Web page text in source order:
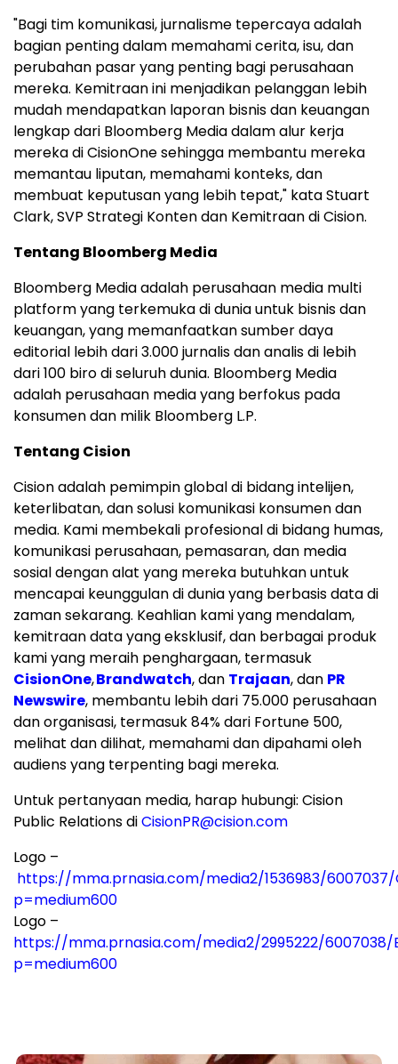
"Bagi tim komunikasi, jurnalisme tepercaya adalah
bagian penting dalam memahami cerita, isu, dan
perubahan pasar yang penting bagi perusahaan
mereka. Kemitraan ini menjadikan pelanggan lebih
mudah mendapatkan laporan bisnis dan keuangan
lengkap dari Bloomberg Media dalam alur kerja
mereka di CisionOne sehingga membantu mereka
memantau liputan, memahami konteks, dan
membuat keputusan yang lebih tepat," kata Stuart
Clark, SVP Strategi Konten dan Kemitraan di Cision.
Tentang Bloomberg Media
Bloomberg Media adalah perusahaan media multi
platform yang terkemuka di dunia untuk bisnis dan
keuangan, yang memanfaatkan sumber daya
editorial lebih dari 3.000 jurnalis dan analis di lebih
dari 100 biro di seluruh dunia. Bloomberg Media
adalah perusahaan media yang berfokus pada
konsumen dan milik Bloomberg L.P.
Tentang Cision
Cision adalah pemimpin global di bidang intelijen,
keterlibatan, dan solusi komunikasi konsumen dan
media. Kami membekali profesional di bidang humas,
komunikasi perusahaan, pemasaran, dan media
sosial dengan alat yang mereka butuhkan untuk
mencapai keunggulan di dunia yang berbasis data di
zaman sekarang. Keahlian kami yang mendalam,
kemitraan data yang eksklusif, dan berbagai produk
kami yang meraih penghargaan, termasuk
CisionOne,Brandwatch, dan Trajaan, dan PR
Newswire, membantu lebih dari 75.000 perusahaan
dan organisasi, termasuk 84% dari Fortune 500,
melihat dan dilihat, memahami dan dipahami oleh
audiens yang terpenting bagi mereka.
Untuk pertanyaan media, harap hubungi: Cision
Public Relations diCisionPR@cision.com
Logo –
https://mma.prnasia.com/media2/1536983/6007037/
p=medium600
Logo –
https://mma.prnasia.com/media2/2995222/6007038/
p=medium600